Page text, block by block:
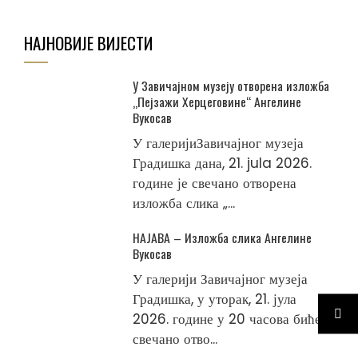
НАЈНОВИЈЕ ВИЈЕСТИ
У Завичајном музеју отворена изложба
„Пејзажи Херцеговине“ Ангелине
Вукосав
У галеријиЗавичајног музеја
Градишка дана, 21. jula 2026.
године је свечано отворена
изложба слика „...
НАЈАВА – Изложба слика Ангелине
Вукосав
У галерији Завичајног музеја
Градишка, у уторак, 21. јула
2026. године у 20 часова биће
свечано отво...